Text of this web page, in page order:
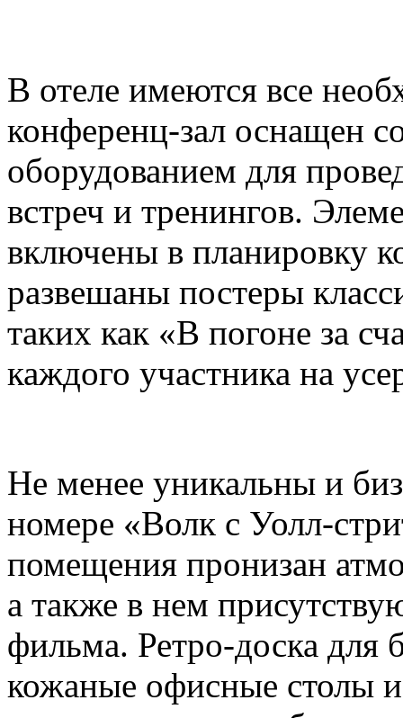
В отеле имеются все
конференц-зал оснащен
оборудованием для
встреч и тренингов.
включены в планировку
развешаны постеры
таких как «В погоне за
каждого участника на
Не менее уникальны и
номере «Волк с Уолл-
помещения пронизан
а также в нем
фильма. Ретро-доска для
кожаные офисные столы